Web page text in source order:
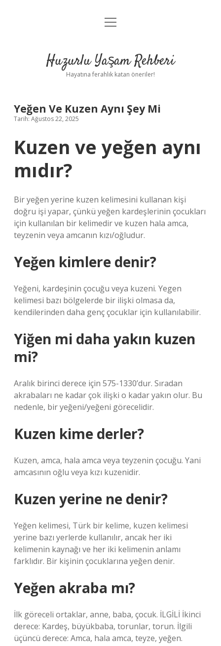
Anasayfa
Yasal Uyarı
menüyü
Huzurlu Yaşam Rehberi
Hayatına ferahlık katan öneriler!
Yeğen Ve Kuzen Aynı Şey Mi
Tarih: Ağustos 22, 2025
Kuzen ve yeğen aynı
mıdır?
Bir yeğen yerine kuzen kelimesini kullanan kişi
doğru işi yapar, çünkü yeğen kardeşlerinin çocukları
için kullanılan bir kelimedir ve kuzen hala amca,
teyzenin veya amcanın kızı/oğludur.
Yeğen kimlere denir?
Yeğeni, kardeşinin çocuğu veya kuzeni. Yegen
kelimesi bazı bölgelerde bir ilişki olmasa da,
kendilerinden daha genç çocuklar için kullanılabilir.
Yiğen mi daha yakın kuzen
mi?
Aralık birinci derece için 575-1330’dur. Sıradan
akrabaları ne kadar çok ilişki o kadar yakın olur. Bu
nedenle, bir yeğeni/yeğeni görecelidir.
Kuzen kime derler?
Kuzen, amca, hala amca veya teyzenin çocuğu. Yani
amcasının oğlu veya kızı kuzenidir.
Kuzen yerine ne denir?
Yeğen kelimesi, Türk bir kelime, kuzen kelimesi
yerine bazı yerlerde kullanılır, ancak her iki
kelimenin kaynağı ve her iki kelimenin anlamı
farklıdır. Bir kişinin çocuklarına yeğen denir.
Yeğen akraba mı?
İlk göreceli ortaklar, anne, baba, çocuk. İLGİLİ İkinci
derece: Kardeş, büyükbaba, torunlar, torun. İlgili
üçüncü derece: Amca, hala amca, teyze, yeğen.